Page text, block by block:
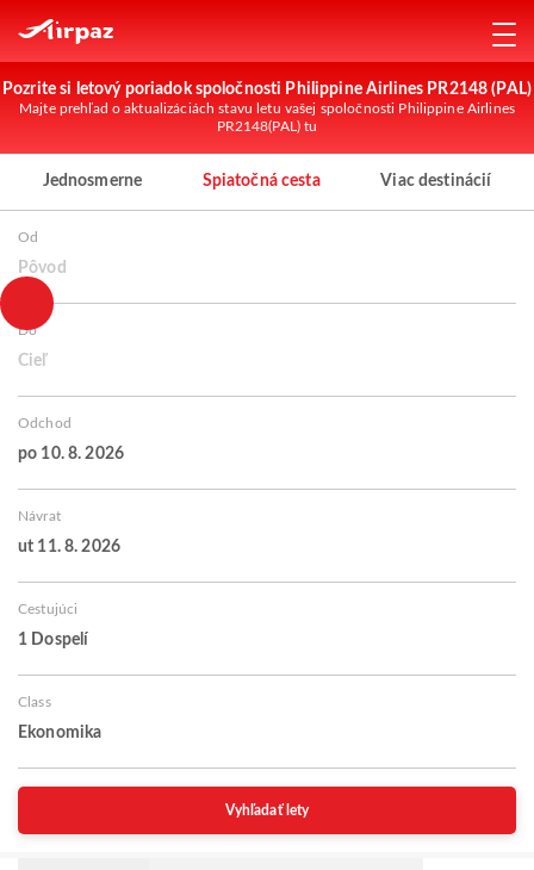
Pozrite si letový poriadok spoločnosti Philippine Airlines PR2148 (PAL)
Majte prehľad o aktualizáciách stavu letu vašej spoločnosti Philippine Airlines
PR2148(PAL) tu
Jednosmerne Spiatočná cesta Viac destinácií
Od
Pôvod
Do
Cieľ
Odchod
po 10. 8. 2026
Návrat
ut 11. 8. 2026
Cestujúci
1 Dospelí
Class
Ekonomika
Vyhľadať lety